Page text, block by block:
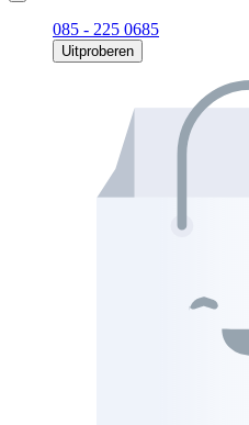
085 - 225 0685
Uitproberen